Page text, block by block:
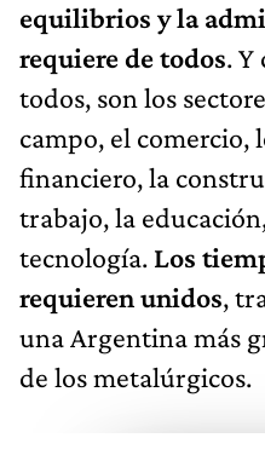
equilibrios y la
requiere de todos. Y
todos, son los
campo, el comercio,
financiero, la
trabajo, la
tecnología. Los
requieren unidos,
una Argentina más
de los metalúrgicos.